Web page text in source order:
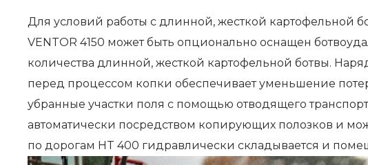
Для условий работы с длинной, жесткой картофельной
VENTOR 4150 может быть опционально оснащен
количества длинной, жесткой картофельной ботвы.
перед процессом копки обеспечивает уменьшение
убранные участки поля с помощью отводящего
автоматически посредством копирующих полозков и
по дорогам HT 400 гидравлически складывается и